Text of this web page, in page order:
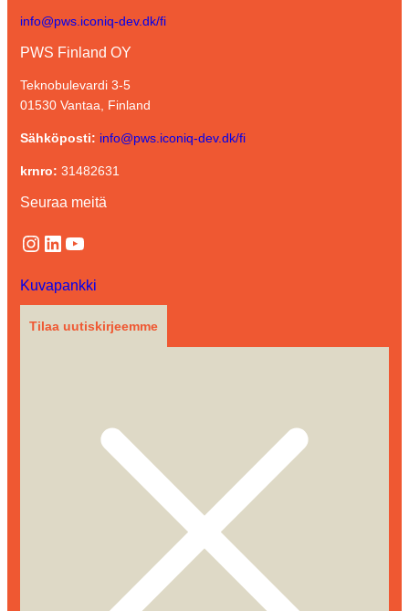
info@pws.iconiq-dev.dk/fi
PWS Finland OY
Teknobulevardi 3-5
01530 Vantaa, Finland
Sähköposti: info@pws.iconiq-dev.dk/fi
krnro: 31482631
Seuraa meitä
Instagram LinkedIn YouTube
Kuvapankki
Tilaa uutiskirjeemme